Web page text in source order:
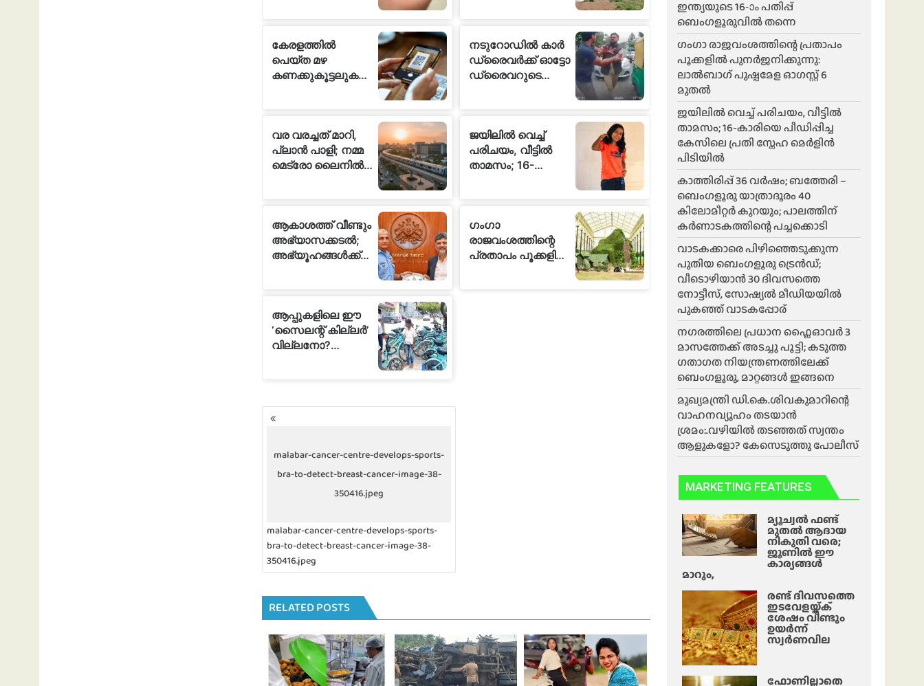
P
g
a
t
i
o
n
malabar-cancer-centre-develops-sports-
bra-to-detect-breast-cancer-image-38-
350416.jpeg
malabar-cancer-centre-develops-sports-
bra-to-detect-breast-cancer-image-38-
350416.jpeg
RELATED POSTS
ഇന്ത്യയുടെ 16-ാം പതിപ്പ്
ബെംഗളൂരുവിൽ തന്നെ
ഗംഗാ രാജവംശത്തിന്റെ പ്രതാപം
പൂക്കളിൽ പുനർജനിക്കുന്നു:
ലാൽബാഗ് പുഷ്പമേള ഓഗസ്റ്റ് 6
മുതൽ
ജയിലിൽ വെച്ച് പരിചയം, വീട്ടിൽ
താമസം; 16-കാരിയെ പീഡിപ്പിച്ച
കേസിലെ പ്രതി സ്നേഹ മെർളിൻ
പിടിയിൽ
കാത്തിരിപ്പ് 36 വർഷം; ബത്തേരി –
ബെംഗളൂരു യാത്രാദൂരം 40
കിലോമീറ്റർ കുറയും; പാലത്തിന്
കർണാടകത്തിന്റെ പച്ചക്കൊടി
വാടകക്കാരെ പിഴിഞ്ഞെടുക്കുന്ന
പുതിയ ബെംഗളൂരു ട്രെൻഡ്;
വീടൊഴിയാൻ 30 ദിവസത്തെ
നോട്ടീസ്, സോഷ്യൽ മീഡിയയിൽ
പുകഞ്ഞ് വാടകപ്പോര്
ന​ഗരത്തിലെ പ്രധാന ഫ്ലൈഓവർ 3
മാസത്തേക്ക് അടച്ചു പൂട്ടി; കടുത്ത
ഗതാഗത നിയന്ത്രണത്തിലേക്ക്
ബെംഗളൂരു, മാറ്റങ്ങൾ ഇങ്ങനെ
മുഖ്യമന്ത്രി ഡി.കെ.ശിവകുമാറിന്റെ
വാഹനവ്യൂഹം തടയാൻ
ശ്രമം:.വഴിയിൽ തടഞ്ഞത് സ്വന്തം
ആളുകളോ? കേസെടുത്തു പോലീസ്
MARKETING FEATURES
മ്യൂച്വൽ ഫണ്ട്
മുതൽ ആദായ
നികുതി വരെ;
ജൂണിൽ ഈ
കാര്യങ്ങൾ
മാറും,
രണ്ട് ദിവസത്തെ
ഇടവേളയ്ക്ക്
ശേഷം വീണ്ടും
ഉയർന്ന്
സ്വർണവില
ഫോണില്ലാതെ